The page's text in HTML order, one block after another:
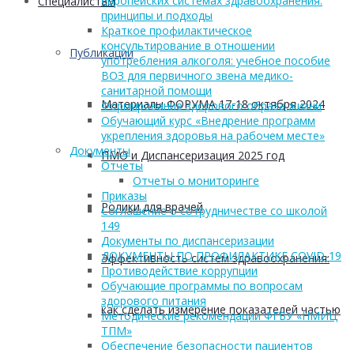
Публикации
Материалы ФОРУМА 17-18 октября 2024
ПМО и Диспансеризация 2025 год
Ролики для врачей
Эффективность систем здравоохранения:
как сделать измерение показателей частью
принципы и подходы
Краткое профилактическое
консультирование в отношении
употребления алкоголя: учебное пособие
ВОЗ для первичного звена медико-
санитарной помощи
Формирование здорового образа жизни
Обучающий курс «Внедрение программ
укрепления здоровья на рабочем месте»
Документы
Отчеты
Отчеты о мониторинге
Приказы
Соглашение о сотрудничестве со школой
149
Документы по диспансеризации
ДОКУМЕНТЫ ПО ПРОФИЛАКТИКЕ COVID-19
Противодействие коррупции
Обучающие программы по вопросам
здорового питания
Методические рекомендации ФГБУ «НМИЦ
ТПМ»
Обеспечение безопасности пациентов